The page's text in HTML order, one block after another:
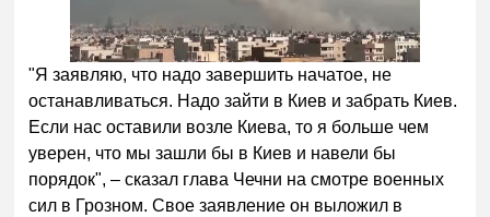
"Я заявляю, что надо завершить начатое, не
останавливаться. Надо зайти в Киев и забрать Киев.
Если нас оставили возле Киева, то я больше чем
уверен, что мы зашли бы в Киев и навели бы
порядок", – сказал глава Чечни на смотре военных
сил в Грозном. Свое заявление он выложил в